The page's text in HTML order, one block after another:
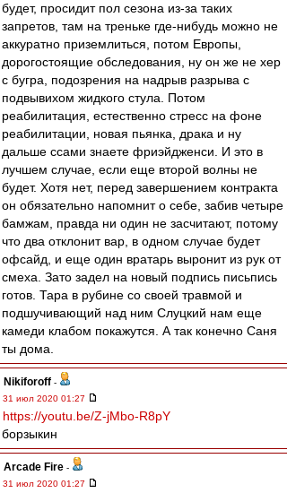
будет, просидит пол сезона из-за таких
запретов, там на треньке где-нибудь можно не
аккуратно приземлиться, потом Европы,
дорогостоящие обследования, ну он же не хер
с бугра, подозрения на надрыв разрыва с
подвывихом жидкого стула. Потом
реабилитация, естественно стресс на фоне
реабилитации, новая пьянка, драка и ну
дальше ссами знаете фриэйдженси. И это в
лучшем случае, если еще второй волны не
будет. Хотя нет, перед завершением контракта
он обязательно напомнит о себе, забив четыре
бамжам, правда ни один не засчитают, потому
что два отклонит вар, в одном случае будет
офсайд, и еще один вратарь выронит из рук от
смеха. Зато задел на новый подпись письпись
готов. Тара в рубине со своей травмой и
подшучивающий над ним Слуцкий нам еще
камеди клабом покажутся. А так конечно Саня
ты дома.
Nikiforoff -
31 июл 2020 01:27
https://youtu.be/Z-jMbo-R8pY
борзыкин
Arcade Fire -
31 июл 2020 01:27